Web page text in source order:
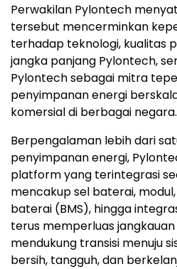
Perwakilan Pylontech
tersebut mencerminkan
terhadap teknologi, kualitas
jangka panjang Pylontech,
Pylontech sebagai mitra
penyimpanan energi
komersial di berbagai
Berpengalaman lebih dari
penyimpanan energi,
platform yang terintegrasi
mencakup sel baterai,
baterai (BMS), hingga
terus memperluas
mendukung transisi menuju
bersih, tangguh, dan